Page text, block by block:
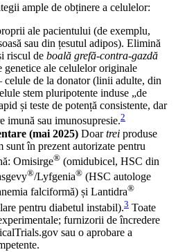
ample de obținere a celulelor:
ale pacientului (de exemplu,
sau din țesutul adipos). Elimină
riscul de boală grefă-contra-gazdă
ale celulelor originale
de la donator (linii adulte, din
stem pluripotente induse „de
și teste de potență consistente, dar
imună sau imunosupresie.2
(mai 2025) Doartrei produse
sunt în prezent autorizate pentru
Omisirge® (omidubicel, HSC din
®/Lyfgenia® (HSC autologe
falciformă) și Lantidra®
pentru diabetul instabil).3 Toate
furnizorii de încredere
sau o aprobare a